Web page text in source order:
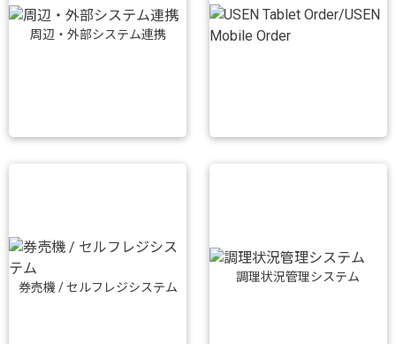
周辺・外部システム連携
券売機 / セルフレジシステム
調理状況管理システム